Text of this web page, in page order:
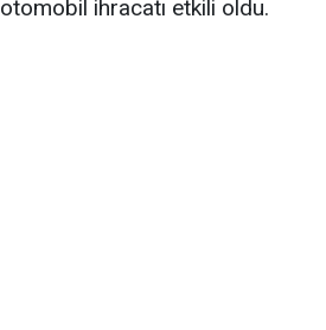
otomobil ihracatı etkili oldu.